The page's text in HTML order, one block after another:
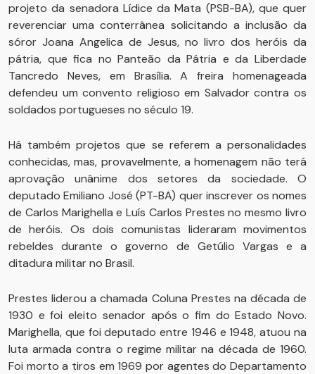
projeto da senadora Lídice da Mata (PSB-BA), que quer
reverenciar uma conterrânea solicitando a inclusão da
sóror Joana Angelica de Jesus, no livro dos heróis da
pátria, que fica no Panteão da Pátria e da Liberdade
Tancredo Neves, em Brasília. A freira homenageada
defendeu um convento religioso em Salvador contra os
soldados portugueses no século 19.
Há também projetos que se referem a personalidades
conhecidas, mas, provavelmente, a homenagem não terá
aprovação unânime dos setores da sociedade. O
deputado Emiliano José (PT-BA) quer inscrever os nomes
de Carlos Marighella e Luís Carlos Prestes no mesmo livro
de heróis. Os dois comunistas lideraram movimentos
rebeldes durante o governo de Getúlio Vargas e a
ditadura militar no Brasil.
Prestes liderou a chamada Coluna Prestes na década de
1930 e foi eleito senador após o fim do Estado Novo.
Marighella, que foi deputado entre 1946 e 1948, atuou na
luta armada contra o regime militar na década de 1960.
Foi morto a tiros em 1969 por agentes do Departamento